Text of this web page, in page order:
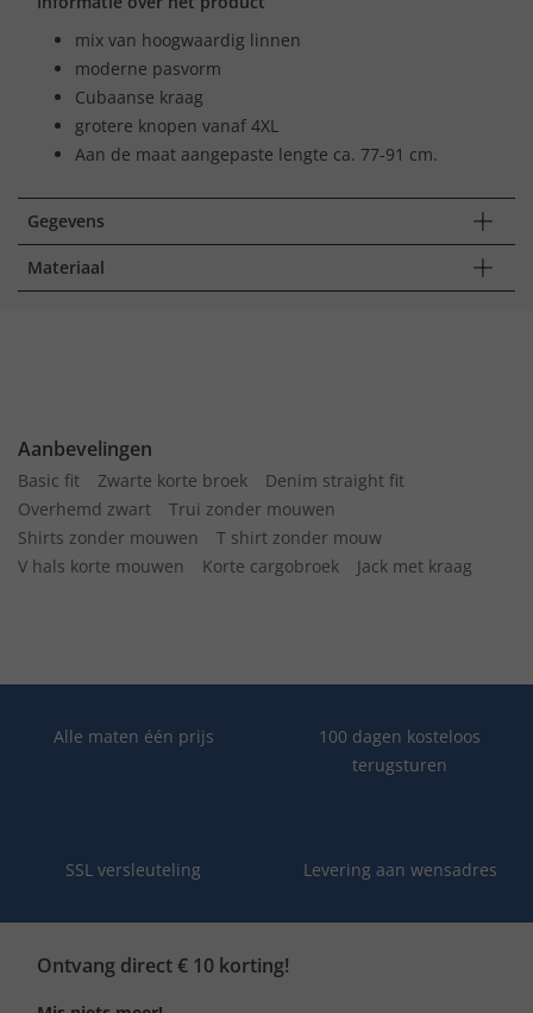
mix van hoogwaardig linnen
moderne pasvorm
Cubaanse kraag
grotere knopen vanaf 4XL
Aan de maat aangepaste lengte ca. 77-91 cm.
Gegevens
Materiaal
Aanbevelingen
Basic fit Zwarte korte broek
Denim straight fit
Overhemd zwart
Trui zonder mouwen
Shirts zonder mouwen
T shirt zonder mouw
V hals korte mouwen
Korte cargobroek Jack met kraag
Alle maten één prijs
100 dagen kosteloos
terugsturen
SSL versleuteling Levering aan wensadres
Ontvang direct € 10 korting!